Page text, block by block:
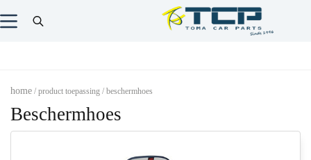
home / product toepassing / beschermhoes
Beschermhoes